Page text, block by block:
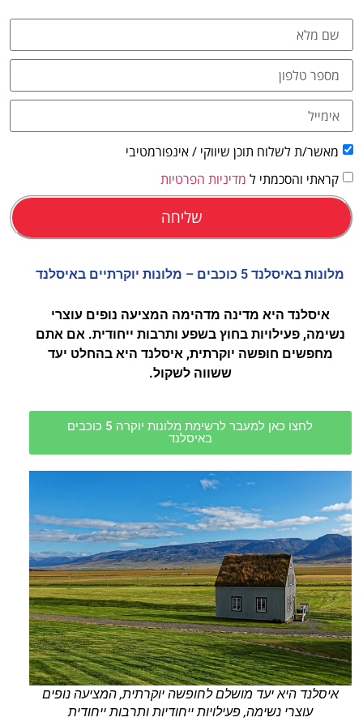
לחצו
מאשר/ת לשלוח תוכן שיווקי / אינפורמטיבי
קראתי והסכמתי ל מדיניות הפרטיות
שליחה
מלונות באיסלנד 5 כוכבים – מלונות יוקרתיים באיסלנד
איסלנד היא מדינה מדהימה המציעה נופים עוצרי
נשימה, פעילויות בחוץ בשפע ותרבות ייחודית. אם אתם
מחפשים חופשה יוקרתית, איסלנד היא בהחלט יעד
ששווה לשקול.
לחצו כאן למעבר לרשימת מלונות יוקרה 5 כוכבים
באיסלנד
איסלנד היא יעד מושלם לחופשה יוקרתית, המציעה נופים
עוצרי נשימה, פעילויות ייחודיות ותרבות ייחודית